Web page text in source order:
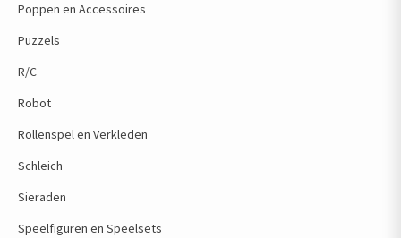
Poppen en Accessoires
Puzzels
R/C
Robot
Rollenspel en Verkleden
Schleich
Sieraden
Speelfiguren en Speelsets